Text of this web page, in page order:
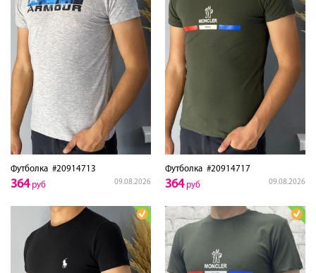
Футболка #20914713
09.08.2026
364руб
Футболка #20914717
09.08.2026
364руб